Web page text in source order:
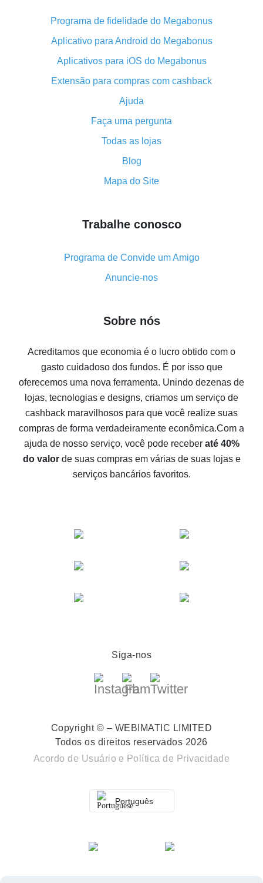
Qual o plug-in de cashback do Aliexpress e quais as
suas vantagens
Cashback do aplicativo móvel do AliExpress -
vantagens do plug-in
O cashback em dobro no Aliexpress foi cancelado!
Como usar o cashback no Aliexpress - manual
resumido
Tudo sobre como o cashback funciona no AliExpress
Código promocional do AliExpress - como ele
Como obter cashback no AliExpress - visão geral de
Cashback no AliExpress - avaliações de clientes
8% de cashback no AliExpress - poupar dinheiro de
compras
Aliexpress
Como receber cashback no Aliexpress - formas fáceis
de se obter cashback
10% de cashback no Aliexpress - o impossível é
possível
O melhor cashback no Aliexpress - como encontrá-lo
O melhor serviço de cashback para o Aliexpress -
vamos comparar ofertas
Programa de fidelidade do Megabonus
Aplicativo para Android do Megabonus
Aplicativos para iOS do Megabonus
Extensão para compras com cashback
Ajuda
Faça uma pergunta
Todas as lojas
Blog
Mapa do Site
Trabalhe conosco
Programa de Convide um Amigo
Anuncie-nos
Sobre nós
Acreditamos que economia é o lucro obtido com o
gasto cuidadoso dos fundos. É por isso que
oferecemos uma nova ferramenta. Unindo dezenas de
lojas, tecnologias e designs, criamos um serviço de
cashback maravilhosos para que você realize suas
compras de forma verdadeiramente econômica.Com a
ajuda de nosso serviço, você pode receber até 40%
do valorde suas compras em várias de suas lojas e
serviços bancários favoritos.
Siga-nos
Copyright © – WEBIMATIC LIMITED
Todos os direitos reservados 2026
Acordo de Usuário e Política de Privacidade
Português